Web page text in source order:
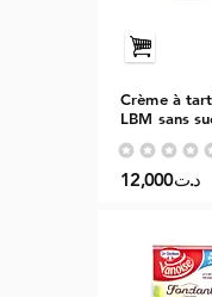
Crème à
LBM sans
Aucune note pour le moment
12,000د.ت